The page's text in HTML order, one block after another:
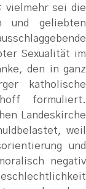
vielmehr sei die
und geliebten
Sexualität im
den in ganz
katholische
formuliert.
Landeskirche
weil
und
negativ